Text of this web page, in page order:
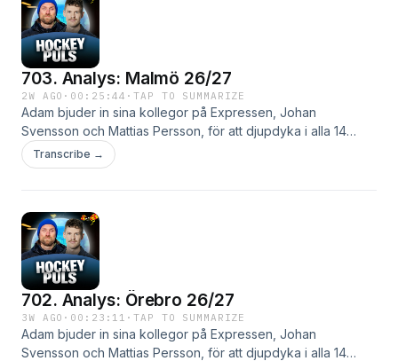
703. Analys: Malmö 26/27
2W AGO · 00:25:44 ·TAP TO SUMMARIZE
Adam bjuder in sina kollegor på Expressen, Johan
Svensson och Mattias Persson, för att djupdyka i alla 14
SHL-lag. I dag analyseras Malmö.
Transcribe →
702. Analys: Örebro 26/27
3W AGO · 00:23:11 ·TAP TO SUMMARIZE
Adam bjuder in sina kollegor på Expressen, Johan
Svensson och Mattias Persson, för att djupdyka i alla 14